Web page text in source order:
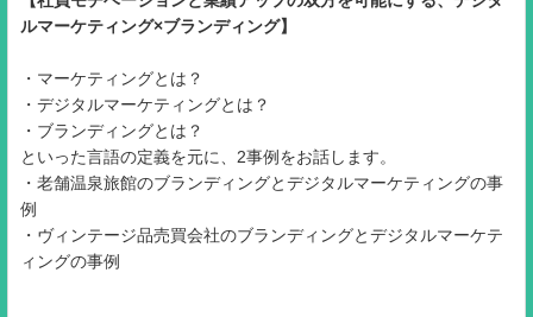
ルマーケティング×ブランディング】
・マーケティングとは？
・デジタルマーケティングとは？
・ブランディングとは？
といった言語の定義を元に、2事例をお話します。
・老舗温泉旅館のブランディングとデジタルマーケティングの事
例
・ヴィンテージ品売買会社のブランディングとデジタルマーケテ
ィングの事例